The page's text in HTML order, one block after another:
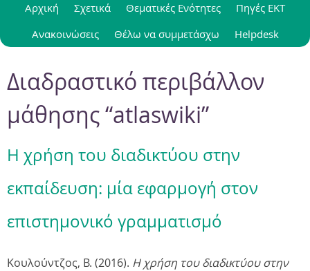
Αρχική Σχετικά Θεματικές Ενότητες
Πηγές ΕΚΤ
Ανακοινώσεις
Θέλω να συμμετάσχω Helpdesk
Διαδραστικό περιβάλλον
μάθησης “atlaswiki”
Η χρήση του διαδικτύου στην
εκπαίδευση: μία εφαρμογή στον
επιστημονικό γραμματισμό
Κουλούντζος, Β. (2016). Η χρήση του διαδικτύου στην